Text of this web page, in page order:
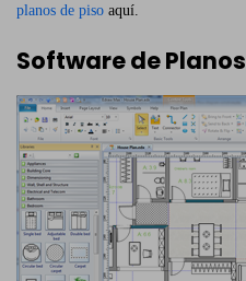
planos de piso aquí.
Software de